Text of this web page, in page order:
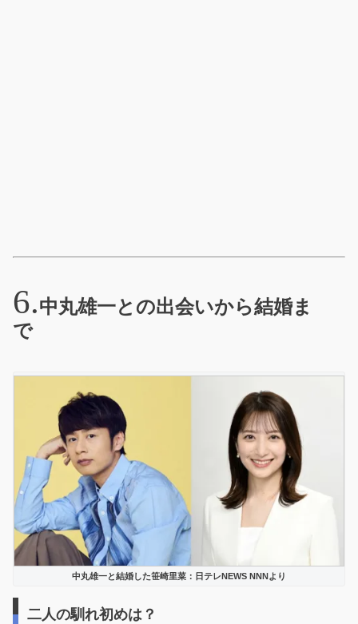
中丸雄一との出会いから結婚ま
で
中丸雄一と結婚した笹崎里菜：日テレNEWS NNNより
二人の馴れ初めは？